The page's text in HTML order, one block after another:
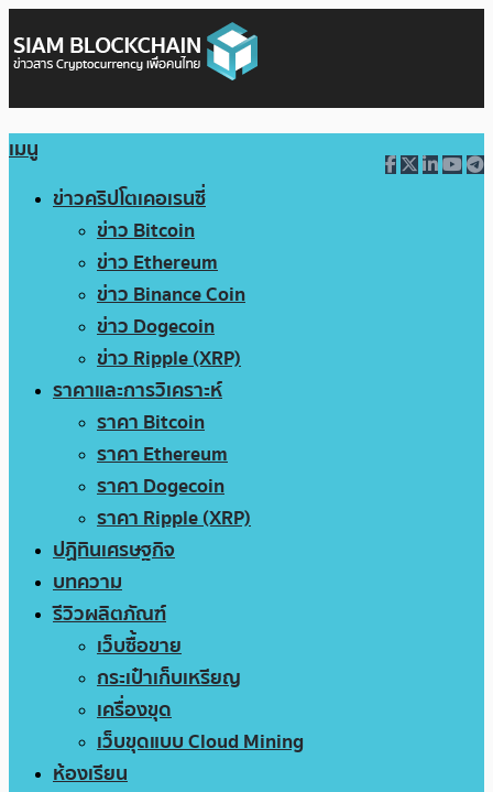
เมนู
ข่าวคริปโตเคอเรนซี่
ข่าว Bitcoin
ข่าว Ethereum
ข่าว Binance Coin
ข่าว Dogecoin
ข่าว Ripple (XRP)
ราคาและการวิเคราะห์
ราคา Bitcoin
ราคา Ethereum
ราคา Dogecoin
ราคา Ripple (XRP)
ปฏิทินเศรษฐกิจ
บทความ
รีวิวผลิตภัณฑ์
เว็บซื้อขาย
กระเป๋าเก็บเหรียญ
เครื่องขุด
เว็บขุดแบบ Cloud Mining
ห้องเรียน